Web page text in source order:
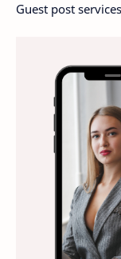
Chất lượng dịch vụ
Chiến lược quản lý
Chung
công ty may
Công việc hiệu quả
Guest post services